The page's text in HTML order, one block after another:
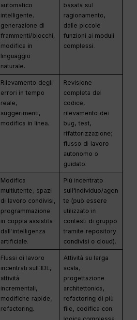
automatico
intelligente,
generazione di
frammenti/blocchi,
modifica in
linguaggio
naturale.
basata sul
ragionamento,
dalle piccole
funzioni ai moduli
complessi.
Rilevamento degli
errori in tempo
reale,
suggerimenti,
modifica in linea.
Revisione
completa del
codice,
rilevamento dei
bug, test,
rifattorizzazione;
flusso di lavoro
autonomo o
guidato.
Modifica
multiutente, spazi
di lavoro condivisi,
programmazione
in coppia assistita
dall'intelligenza
artificiale.
Più incentrato
sull'individuo/agen
te (può essere
utilizzato in
contesti di gruppo
tramite repository
condivisi o cloud).
Flussi di lavoro
incentrati sull'IDE,
attività
incrementali,
modifiche rapide,
refactoring.
Attività su larga
scala,
progettazione
architettonica,
refactoring di più
file, codifica con